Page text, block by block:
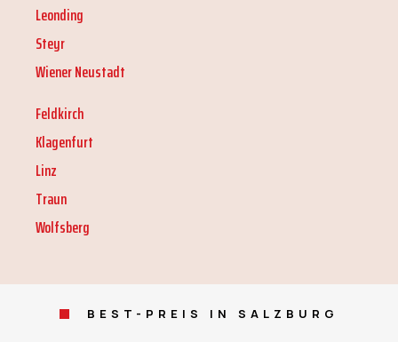
Leonding
Steyr
Wiener Neustadt
Feldkirch
Klagenfurt
Linz
Traun
Wolfsberg
BEST-PREIS IN SALZBURG